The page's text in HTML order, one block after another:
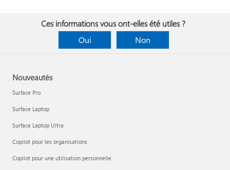
Ces informations vous ont-elles été utiles ?
Oui
Non
Nouveautés
Surface Pro
Surface Laptop
Surface Laptop Ultra
Copilot pour les organisations
Copilot pour une utilisation personnelle